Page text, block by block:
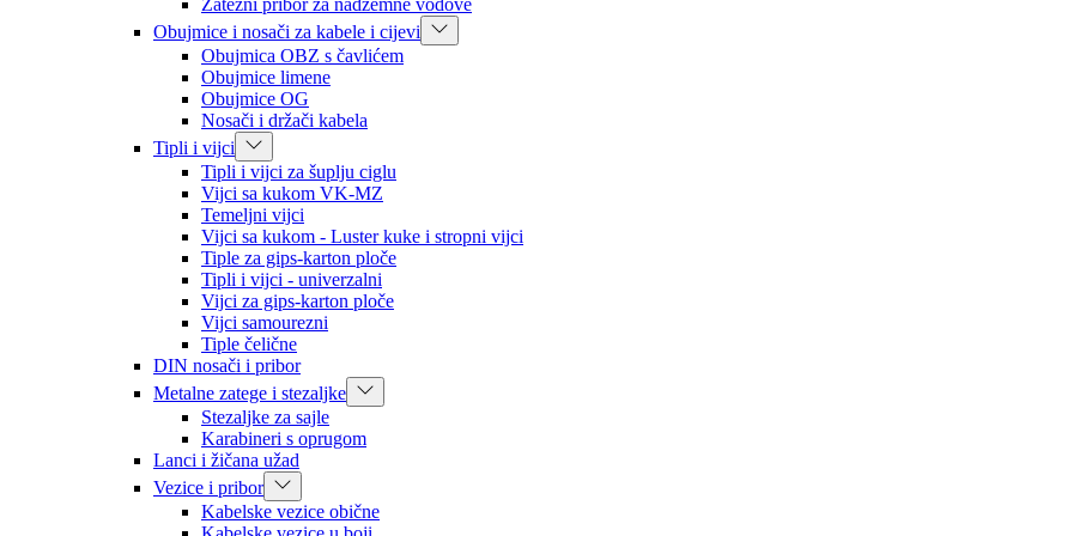
Zatezni pribor za nadzemne vodove
Obujmice i nosači za kabele i cijevi
Obujmica OBZ s čavlićem
Obujmice limene
Obujmice OG
Nosači i držači kabela
Tipli i vijci
Tipli i vijci za šuplju ciglu
Vijci sa kukom VK-MZ
Temeljni vijci
Vijci sa kukom - Luster kuke i stropni vijci
Tiple za gips-karton ploče
Tipli i vijci - univerzalni
Vijci za gips-karton ploče
Vijci samourezni
Tiple čelične
DIN nosači i pribor
Metalne zatege i stezaljke
Stezaljke za sajle
Karabineri s oprugom
Lanci i žičana užad
Vezice i pribor
Kabelske vezice obične